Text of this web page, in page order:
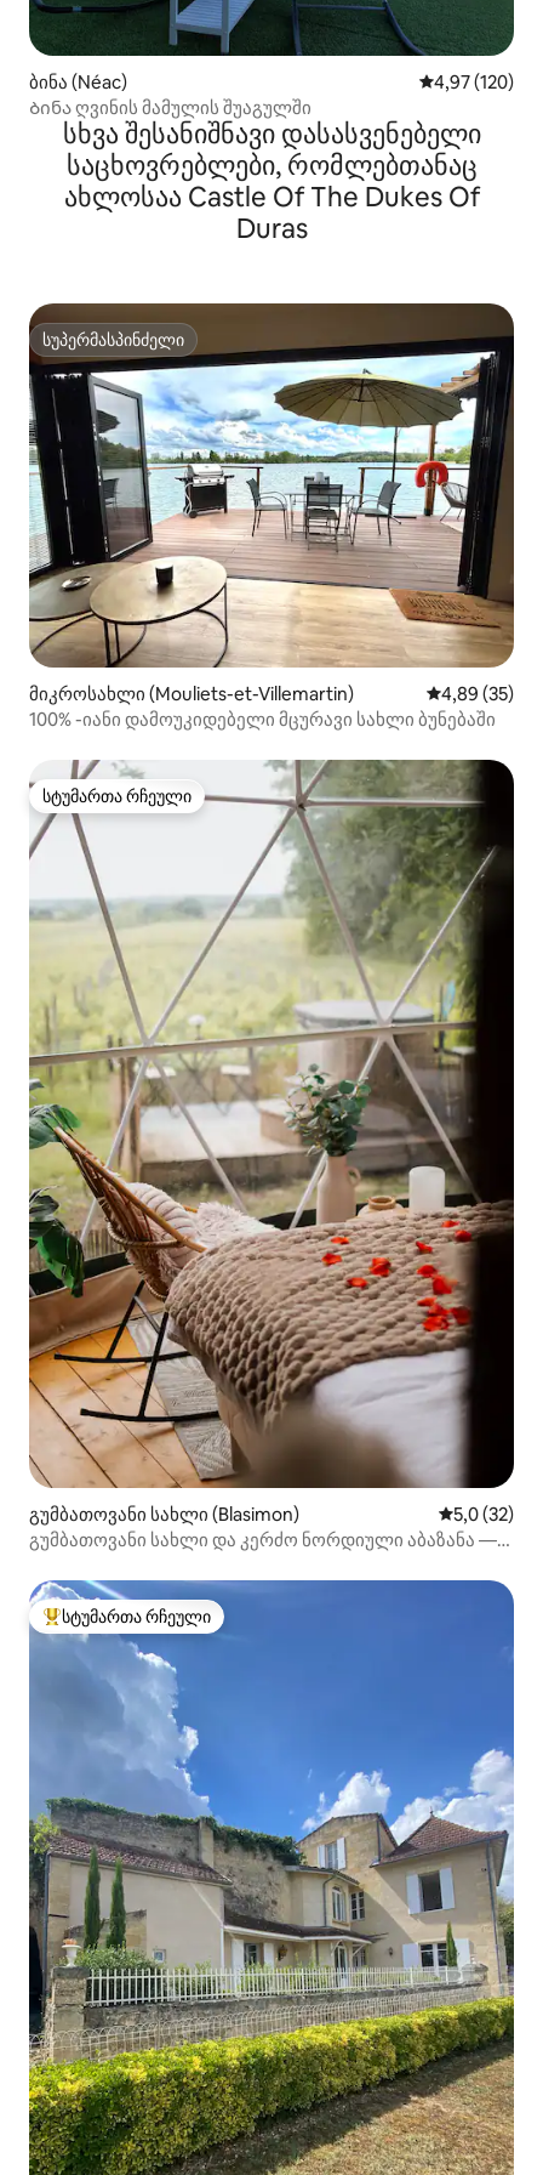
ბინა (Néac) საშუალო
4,97 (120)
Ბინა ღვინის მამულის შუაგულში
სხვა შესანიშნავი დასასვენებელი
საცხოვრებლები, რომლებთანაც
ახლოსაა Castle Of The Dukes Of
Duras
სუპერმასპინძელი
სუპერმასპინძელი
მიკროსახლი (Mouliets-et-Villemartin) საშუალო
4,89 (35)
100% -იანი დამოუკიდებელი მცურავი სახლი ბუნებაში
სტუმართა რჩეული
სტუმართა რჩეული
გუმბათოვანი სახლი (Blasimon) საშუალო
5,0 (32)
გუმბათოვანი სახლი და კერძო ნორდიული აბაზანა —
სტუმართა რჩეული მოწინავე ვარიანტი
სტუმართა რჩეული